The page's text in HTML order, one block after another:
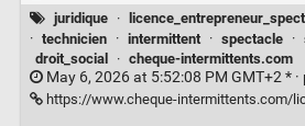
juridique ·
· technicien · intermittent · spectacle ·
droit_social
· cheque-intermittents.com
May 6, 2026 at 5:52:08 PM GMT+2 * ·
https://www.cheque-intermittents.com/